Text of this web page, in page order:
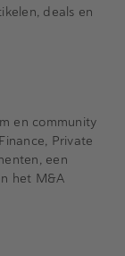
deals en
en community
Private
een
het M&A